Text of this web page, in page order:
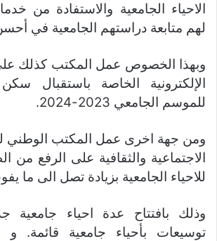
الاحياء الجامعية والاستفادة من
لهم متابعة دراستهم الجامعية في
وبهذا الخصوص عمل المكتب كذلك
الإلكترونية الخاصة باستقبال
للموسم الجامعي 2023-2024.
ومن جهة اخرى عمل المكتب الوطني
الاجتماعية والثقافية على الرفع من
للاحياء الجامعية بزيادة تصل الى ما يفوق 5000
وذلك بافتتاح عدة احياء جامعية
توسيعات بأحياء جامعية قائمة. و